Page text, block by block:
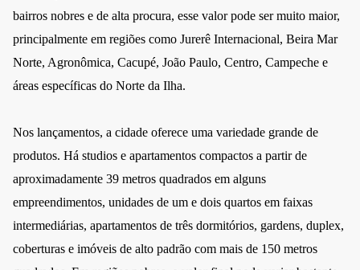
bairros nobres e de alta procura, esse valor pode ser muito maior,
principalmente em regiões como Jurerê Internacional, Beira Mar
Norte, Agronômica, Cacupé, João Paulo, Centro, Campeche e
áreas específicas do Norte da Ilha.
Nos lançamentos, a cidade oferece uma variedade grande de
produtos. Há studios e apartamentos compactos a partir de
aproximadamente 39 metros quadrados em alguns
empreendimentos, unidades de um e dois quartos em faixas
intermediárias, apartamentos de três dormitórios, gardens, duplex,
coberturas e imóveis de alto padrão com mais de 150 metros